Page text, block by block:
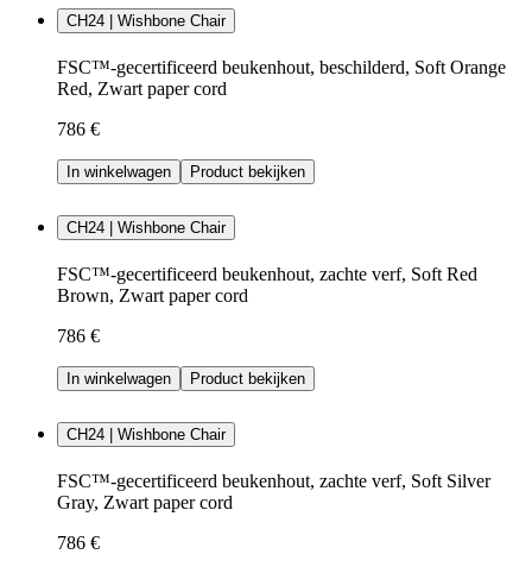
CH24 | Wishbone Chair
FSC™-gecertificeerd beukenhout, beschilderd, Soft Orange
Red, Zwart paper cord
786 €
In winkelwagen Product bekijken
CH24 | Wishbone Chair
FSC™-gecertificeerd beukenhout, zachte verf, Soft Red
Brown, Zwart paper cord
786 €
In winkelwagen Product bekijken
CH24 | Wishbone Chair
FSC™-gecertificeerd beukenhout, zachte verf, Soft Silver
Gray, Zwart paper cord
786 €